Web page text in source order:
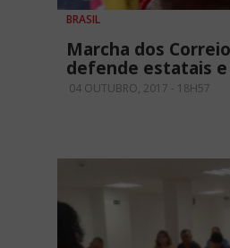
BRASIL
Marcha dos
defende estatais
04 OUTUBRO, 2017 - 18H57